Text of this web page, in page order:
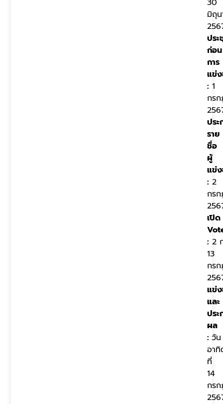
มิถุ
ประ
ก่อน
การ
แข่
: 1
กร
ประ
ราย
ชื่อ
ผู้
แข่
: 2
กร
เปิด
: 2
13
กร
แข่
และ
ประ
ผล
: วัน
อา
ที่
14
กร